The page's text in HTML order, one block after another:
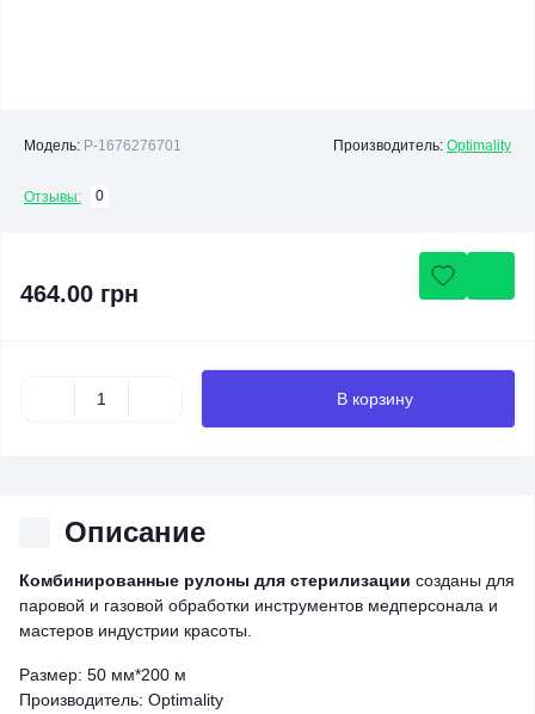
Модель: P-1676276701 Производитель: Optimality
Отзывы: 0
464.00 грн
В корзину
Описание
Комбинированные рулоны для стерилизации созданы для
паровой и газовой обработки инструментов медперсонала и
мастеров индустрии красоты.
Размер: 50 мм*200 м
Производитель: Optimality